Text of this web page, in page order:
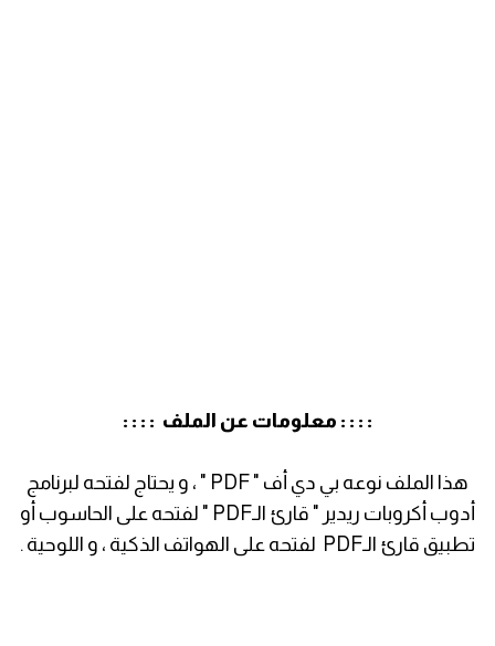
: : : : معلومات عن الملف : : : :
هذا الملف نوعه بي دي أف " PDF " ، و يحتاج لفتحه لبرنامج
أدوب أكروبات ريدير " قارئ الـPDF " لفتحه على الحاسوب أو
تطبيق قارئ الـPDF لفتحه على الهواتف الذكية ، و اللوحية .